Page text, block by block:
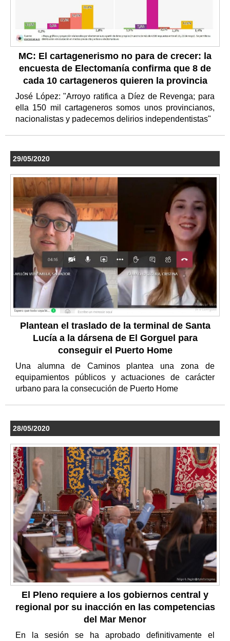
MC: El cartagenerismo no para de crecer: la
encuesta de Electomanía confirma que 8 de
cada 10 cartageneros quieren la provincia
José López: "Arroyo ratifica a Díez de Revenga; para
ella 150 mil cartageneros somos unos provincianos,
nacionalistas y padecemos delirios independentistas"
29/05/2020
Plantean el traslado de la terminal de Santa
Lucía a la dársena de El Gorguel para
conseguir el Puerto Home
Una alumna de Caminos plantea una zona de
equipamientos públicos y actuaciones de carácter
urbano para la consecución de Puerto Home
28/05/2020
El Pleno requiere a los gobiernos central y
regional por su inacción en las competencias
del Mar Menor
En la sesión se ha aprobado definitivamente el